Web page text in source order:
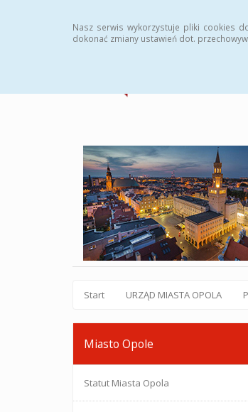
Nasz serwis wykorzystuje pliki cookies
dokonać zmiany ustawień dot.
Start URZĄD MIASTA OPOLA
Miasto Opole
Statut Miasta Opola